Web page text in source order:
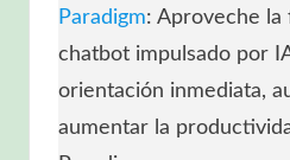
Paradigm: Aproveche la
chatbot impulsado por
orientación inmediata,
aumentar la